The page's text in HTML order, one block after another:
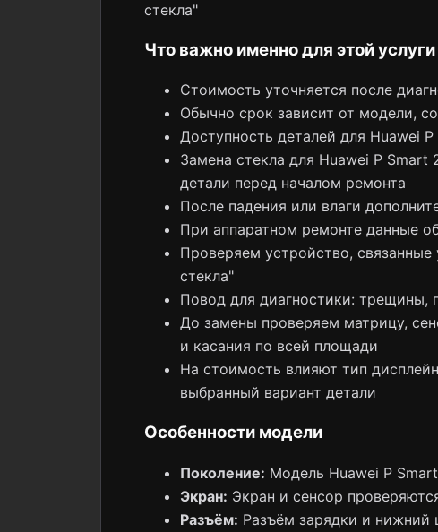
стекла"
Что важно именно для этой
Стоимость уточняется после
Обычно срок зависит от модели,
Доступность деталей для Huawei
Замена стекла для Huawei P
детали перед началом ремонта
После падения или влаги
При аппаратном ремонте данные
Проверяем устройство, связанные
стекла"
Повод для диагностики: трещины,
До замены проверяем матрицу,
и касания по всей площади
На стоимость влияют тип
выбранный вариант детали
Особенности модели
Поколение: Модель Huawei P
Экран: Экран и сенсор
Разъём: Разъём зарядки и нижний